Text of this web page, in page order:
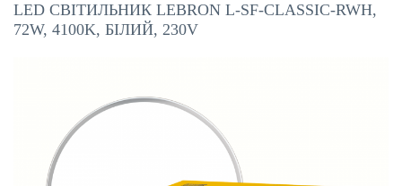
LED СВІТИЛЬНИК LEBRON L-SF-CLASSIC-RWH,
72W, 4100K, БІЛИЙ, 230V